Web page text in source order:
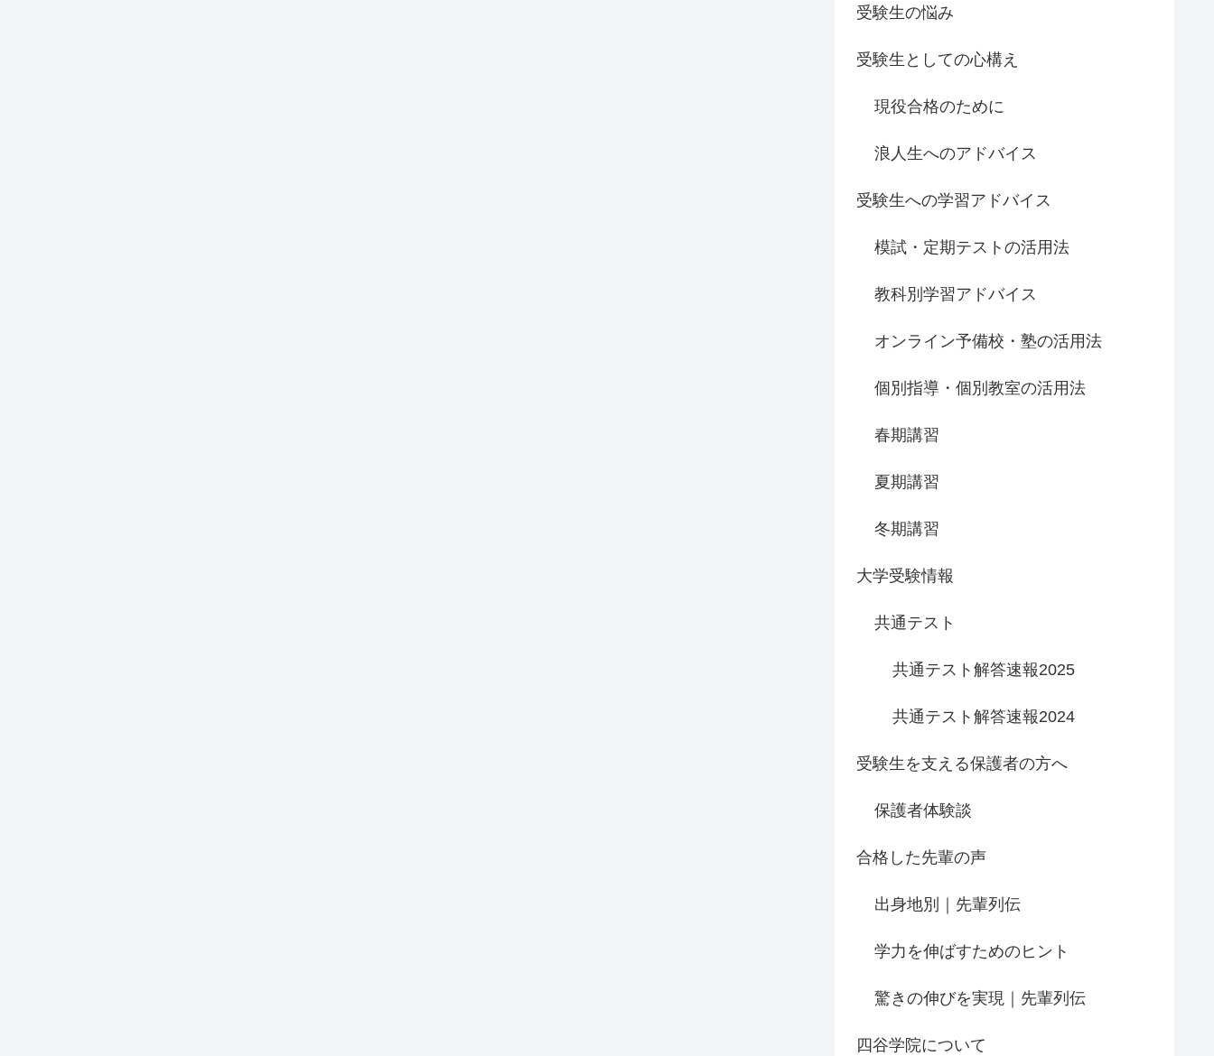
受験生の悩み
受験生としての心構え
現役合格のために
浪人生へのアドバイス
受験生への学習アドバイス
模試・定期テストの活用法
教科別学習アドバイス
オンライン予備校・塾の活用法
個別指導・個別教室の活用法
春期講習
夏期講習
冬期講習
大学受験情報
共通テスト
共通テスト解答速報2025
共通テスト解答速報2024
受験生を支える保護者の方へ
保護者体験談
合格した先輩の声
出身地別｜先輩列伝
学力を伸ばすためのヒント
驚きの伸びを実現｜先輩列伝
四谷学院について